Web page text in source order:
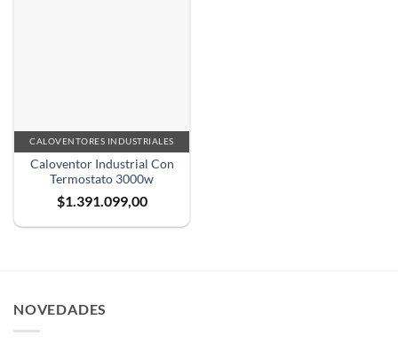
CALOVENTORES INDUSTRIALES
Caloventor Industrial Con
Termostato 3000w
$1.391.099,00
NOVEDADES